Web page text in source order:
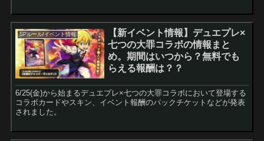
SPルール/イベント情報
【新イベント情報】デュエプレ×
七つの大罪コラボの情報まと
め。期間はいつから？無料でも
らえる報酬は？？
6/25(金)から始まるデュエプレ×七つの大罪コラボにおいて登場する
コラボカードやスキン、イベント報酬のパックチケットなどが発表
されました。